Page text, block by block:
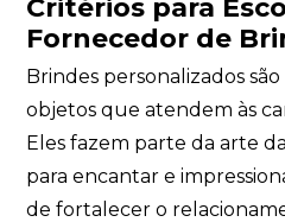
Critérios para
Fornecedor de
Brindes personalizados
objetos que atendem às
Eles fazem parte da arte
para encantar e
de fortalecer o